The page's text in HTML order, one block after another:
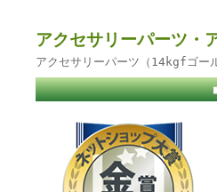
アクセサリーパーツ・
アクセサリーパーツ（14kgfゴー